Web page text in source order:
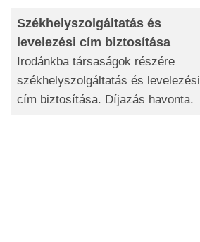
Székhelyszolgáltatás és
levelezési cím biztosítása
Irodánkba társaságok részére
székhelyszolgáltatás és levelezési
cím biztosítása. Díjazás havonta.